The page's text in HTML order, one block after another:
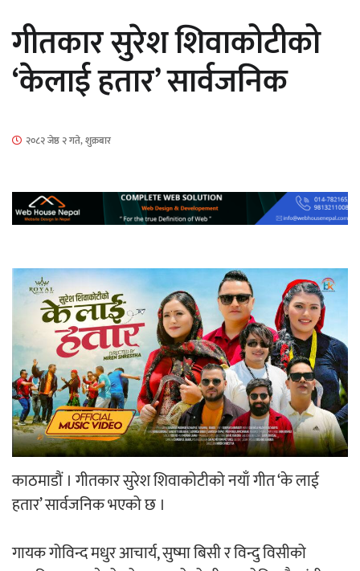
सार्वजनिक
‘ईयुमा डट कम’ले बुधबारदेखि आफ्नो
औपचारिक सेवा सञ्चालनमा
हलमा छैन ‘गौँथली’को टिकट
गीतकार सुरेश शिवाकोटीको
‘केलाई हतार’ सार्वजनिक
२०८२ जेष्ठ २ गते, शुक्रबार
काठमाडौं । गीतकार सुरेश शिवाकोटीको नयाँ गीत ‘के लाई
हतार’ सार्वजनिक भएको छ ।
गायक गोविन्द मधुर आचार्य, सुष्मा बिसी र विन्दु विसीको